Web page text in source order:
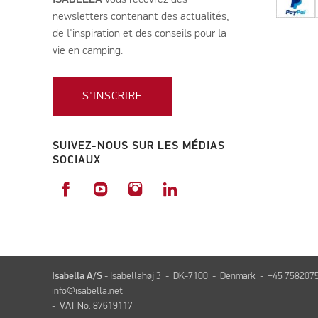
newsletters contenant des actualités,
de l'inspiration et des conseils pour la
vie en camping.
S'INSCRIRE
SUIVEZ-NOUS SUR LES MÉDIAS
SOCIAUX
Isabella A/S - Isabellahøj 3 - DK-7100 - Denmark - +45
info@isabella.net
- VAT No. 87619117